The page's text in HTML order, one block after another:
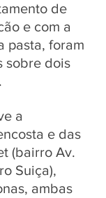
de
e com a
pasta, foram
sobre dois
a
e das
(bairro Av.
Suiça),
ambas